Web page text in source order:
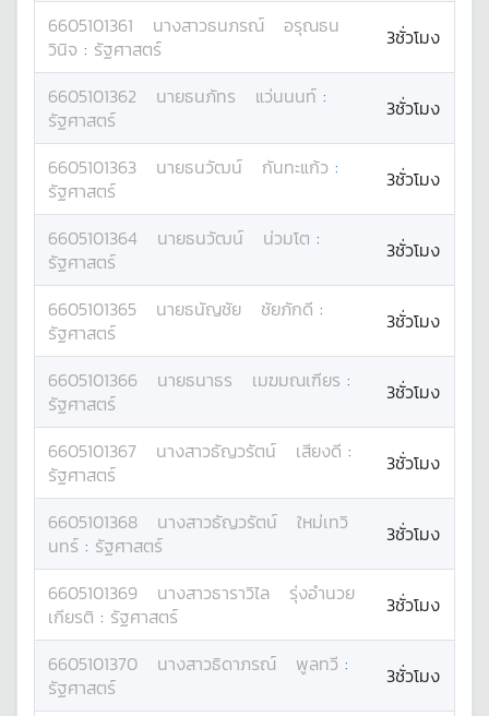
6605101361 นางสาวธนภรณ์
อรุณธน
วินิจ : รัฐศาสตร์ 3ชั่วโมง
6605101362 นายธนภัทร แว่นนนท์ :
รัฐศาสตร์
3ชั่วโมง
6605101363 นายธนวัฒน์ กันทะแก้ว :
รัฐศาสตร์
3ชั่วโมง
6605101364 นายธนวัฒน์ น่วมโต :
รัฐศาสตร์
3ชั่วโมง
6605101365 นายธนัญชัย ชัยภักดี :
รัฐศาสตร์
3ชั่วโมง
6605101366 นายธนาธร เมฆมณเฑียร :
รัฐศาสตร์
3ชั่วโมง
6605101367 นางสาวธัญวรัตน์ เสียงดี :
รัฐศาสตร์
3ชั่วโมง
6605101368 นางสาวธัญวรัตน์
ใหม่เทวิ
นทร์ : รัฐศาสตร์ 3ชั่วโมง
6605101369 นางสาวธาราวิไล
รุ่งอำนวย
เกียรติ : รัฐศาสตร์ 3ชั่วโมง
6605101370 นางสาวธิดาภรณ์ พูลทวี :
รัฐศาสตร์
3ชั่วโมง